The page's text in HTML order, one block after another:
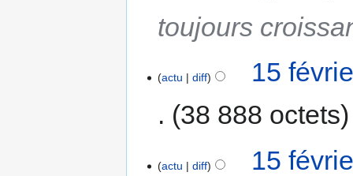
toujours
actu diff
15
38 888 octets
actu diff
15